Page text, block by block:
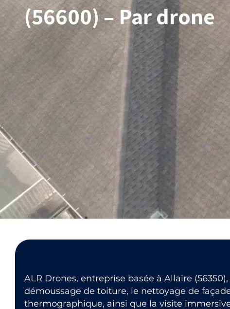
(56600) – Par drone
ALR Drones, entreprise basée à Allaire
démoussage de toiture, le nettoyage de
thermographique, ainsi que la visite